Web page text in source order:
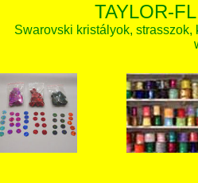
TAYLOR-
Swarovski kristályok,